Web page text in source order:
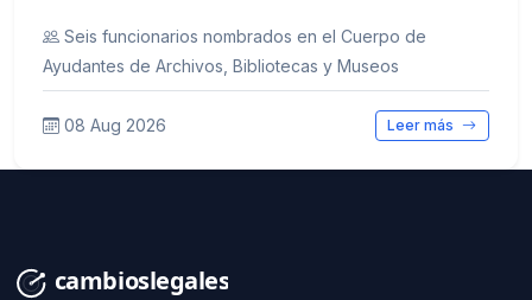
Seis funcionarios nombrados en el Cuerpo de
Ayudantes de Archivos, Bibliotecas y Museos
08 Aug 2026 Leer más